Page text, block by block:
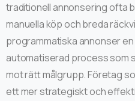
traditionell annonsering ofta
manuella köp och breda
programmatiska annonser
automatiserad process som
mot rätt målgrupp. Företag
ett mer strategiskt och